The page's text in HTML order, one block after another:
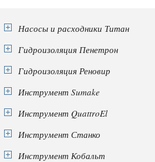
Насосы и расходники Титан
Гидроизоляция Пенетрон
Гидроизоляция Реновир
Инструмент Sumake
Инструмент QuattroEl
Инструмент Станко
Инструмент Кобальт